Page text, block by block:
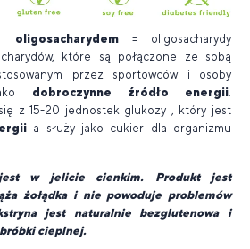
oligosacharydem= oligosacharydy
które są połączone ze sobą
przez sportowców i osoby
dobroczynne źródło energii.
z 15-20 jednostek glukozy , który jest
a służy jako cukier dla organizmu
jest w jelicie cienkim. Produkt jest
żołądka i nie powoduje problemów
jest naturalnie bezglutenowa i
cieplnej.